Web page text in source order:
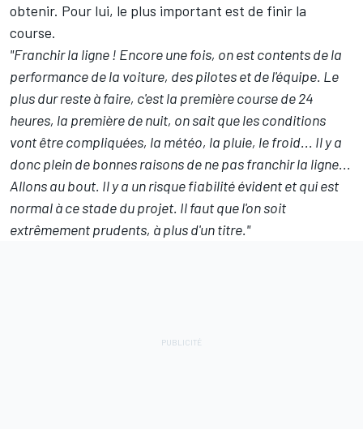
obtenir. Pour lui, le plus important est de finir la
course.
"Franchir la ligne ! Encore une fois, on est contents de la
performance de la voiture, des pilotes et de l'équipe. Le
plus dur reste à faire, c'est la première course de 24
heures, la première de nuit, on sait que les conditions
vont être compliquées, la météo, la pluie, le froid... Il y a
donc plein de bonnes raisons de ne pas franchir la ligne...
Allons au bout. Il y a un risque fiabilité évident et qui est
normal à ce stade du projet. Il faut que l'on soit
extrêmement prudents, à plus d'un titre."